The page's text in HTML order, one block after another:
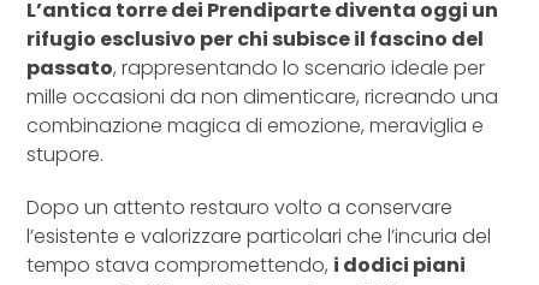
L’antica torre dei Prendiparte diventa oggi un
rifugio esclusivo per chi subisce il fascino del
passato, rappresentando lo scenario ideale per
mille occasioni da non dimenticare, ricreando una
combinazione magica di emozione, meraviglia e
stupore.
Dopo un attento restauro volto a conservare
l’esistente e valorizzare particolari che l’incuria del
tempo stava compromettendo, i dodici piani